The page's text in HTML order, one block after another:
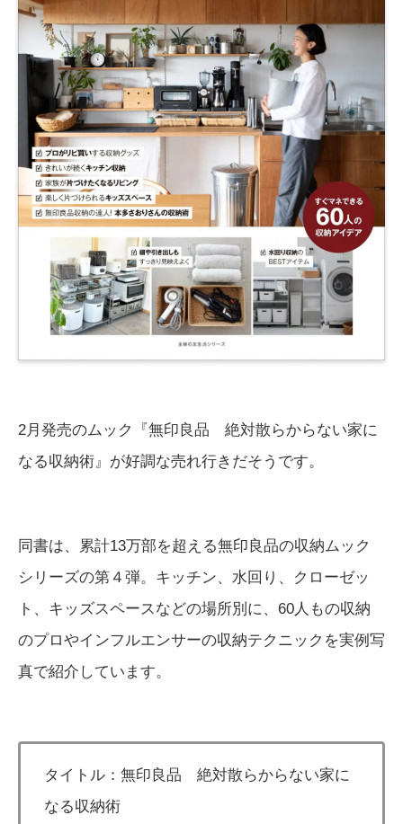
2月発売のムック『無印良品 絶対散らからない家に
なる収納術』が好調な売れ行きだそうです。
同書は、累計13万部を超える無印良品の収納ムック
シリーズの第４弾。キッチン、水回り、クローゼッ
ト、キッズスペースなどの場所別に、60人もの収納
のプロやインフルエンサーの収納テクニックを実例写
真で紹介しています。
タイトル：無印良品 絶対散らからない家に
なる収納術